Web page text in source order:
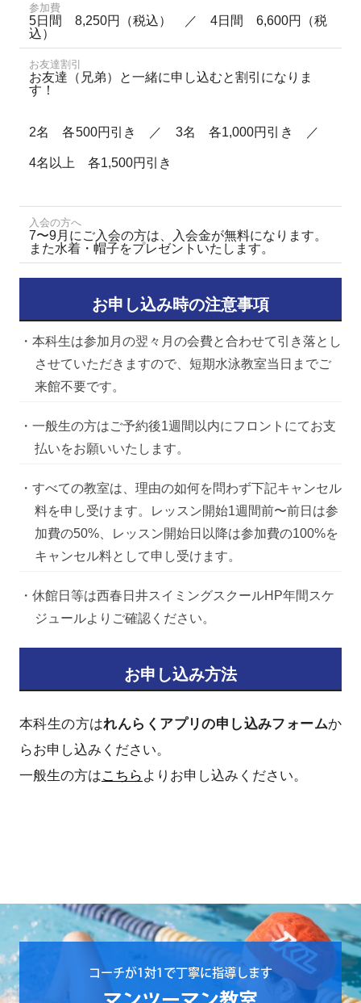
参加費
5日間 8,250円（税込） ／ 4日間 6,600円（税
込）
お友達割引
お友達（兄弟）と一緒に申し込むと割引になりま
す！
2名 各500円引き ／ 3名 各1,000円引き ／
4名以上 各1,500円引き
入会の方へ
7〜9月にご入会の方は、入会金が無料になります。
また水着・帽子をプレゼントいたします。
お申し込み時の注意事項
・本科生は参加月の翌々月の会費と合わせて引き落とし
させていただきますので、短期水泳教室当日までご
来館不要です。
・一般生の方はご予約後1週間以内にフロントにてお支
払いをお願いいたします。
・すべての教室は、理由の如何を問わず下記キャンセル
料を申し受けます。レッスン開始1週間前〜前日は参
加費の50%、レッスン開始日以降は参加費の100%を
キャンセル料として申し受けます。
・休館日等は西春日井スイミングスクールHP年間スケ
ジュールよりご確認ください。
お申し込み方法
本科生の方はれんらくアプリの申し込みフォームか
らお申し込みください。
一般生の方はこちら よりお申し込みください。
コーチが1対1で丁寧に指導します